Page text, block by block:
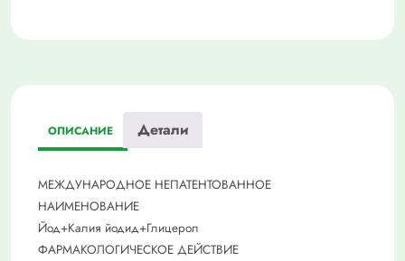
ОПИСАНИЕ Детали
МЕЖДУНАРОДНОЕ НЕПАТЕНТОВАННОЕ
НАИМЕНОВАНИЕ
Йод+Калия йодид+Глицерол
ФАРМАКОЛОГИЧЕСКОЕ ДЕЙСТВИЕ